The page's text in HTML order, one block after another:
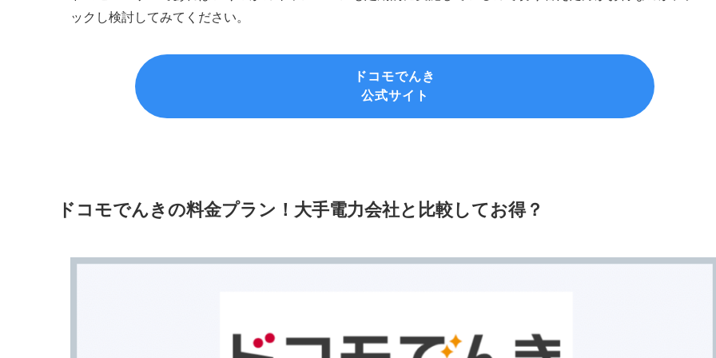
ックし検討してみてください。
ドコモでんき
公式サイト
ドコモでんきの料金プラン！大手電力会社と比較してお得？